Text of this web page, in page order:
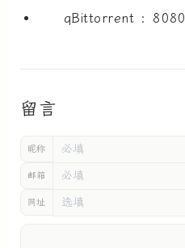
qBittorrent ：8080
留言
昵称
邮箱
网址